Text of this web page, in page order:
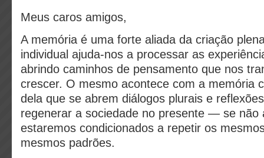
Meus caros amigos,
A memória é uma forte aliada da criação
individual ajuda-nos a processar as
abrindo caminhos de pensamento que nos
crescer. O mesmo acontece com a memória
dela que se abrem diálogos plurais e
regenerar a sociedade no presente — se não
estaremos condicionados a repetir os
mesmos padrões.